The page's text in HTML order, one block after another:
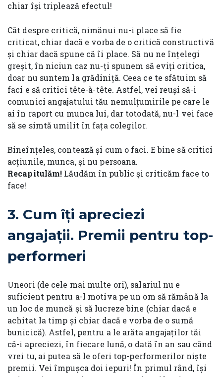
chiar își triplează efectul!
Cât despre critică, nimănui nu-i place să fie
criticat, chiar dacă e vorba de o critică constructivă
și chiar dacă spune că îi place. Să nu ne înțelegi
greșit, în niciun caz nu-ți spunem să eviți critica,
doar nu suntem la grădiniță. Ceea ce te sfătuim să
faci e să critici tête-à-tête. Astfel, vei reuși să-i
comunici angajatului tău nemulțumirile pe care le
ai în raport cu munca lui, dar totodată, nu-l vei face
să se simtă umilit în fața colegilor.
Bineînțeles, contează și cum o faci. E bine să critici
acțiunile, munca, și nu persoana.
Recapitulăm! Lăudăm în public și criticăm face to
face!
3. Cum îți apreciezi
angajații. Premii pentru top-
performeri
Uneori (de cele mai multe ori), salariul nu e
suficient pentru a-l motiva pe un om să rămână la
un loc de muncă și să lucreze bine (chiar dacă e
achitat la timp și chiar dacă e vorba de o sumă
bunicică). Astfel, pentru a le arăta angajaților tăi
că-i apreciezi, în fiecare lună, o dată în an sau când
vrei tu, ai putea să le oferi top-performerilor niște
premii. Vei împușca doi iepuri! În primul rând, își